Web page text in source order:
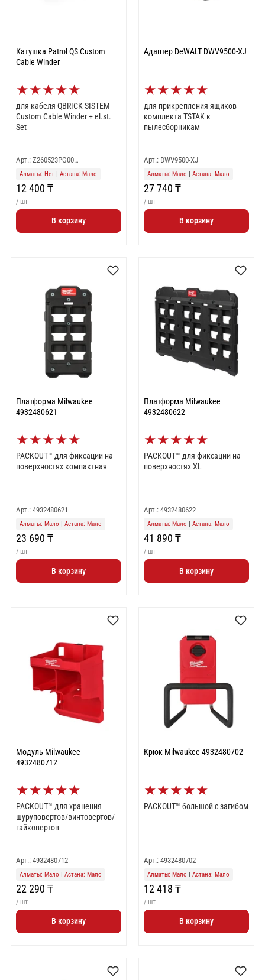
Катушка Patrol QS Custom
Cable Winder
★★★★★
для кабеля QBRICK SISTEM
Custom Cable Winder + el.st.
Set
Арт.: Z260523PG00…
Алматы: Нет| Астана: Мало
12 400 ₸
/ шт
В корзину
Адаптер DeWALT DWV9500-XJ
★★★★★
для прикрепления ящиков
комплекта TSTAK к
пылесборникам
Арт.: DWV9500-XJ
Алматы: Мало | Астана: Мало
27 740 ₸
/ шт
В корзину
Платформа Milwaukee
4932480621
★★★★★
PACKOUT™ для фиксации на
поверхностях компактная
Арт.: 4932480621
Алматы: Мало Астана: Мало
23 690 ₸
/ шт
В корзину
Платформа Milwaukee
4932480622
★★★★★
PACKOUT™ для фиксации на
поверхностях XL
Арт.: 4932480622
Алматы: Мало Астана: Мало
41 890 ₸
/ шт
В корзину
Модуль Milwaukee
4932480712
★★★★★
PACKOUT™ для хранения
шуруповертов/винтовертов/
гайковертов
Арт.: 4932480712
Алматы: Мало | Астана: Мало
22 290 ₸
/ шт
В корзину
Крюк Milwaukee 4932480702
★★★★★
PACKOUT™ большой с загибом
Арт.: 4932480702
Алматы: Мало | Астана: Мало
12 418 ₸
/ шт
В корзину